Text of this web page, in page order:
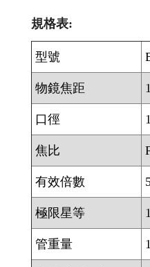
規格表:
型號
物鏡焦距
口徑
焦比
有效倍數
極限星等
管重量